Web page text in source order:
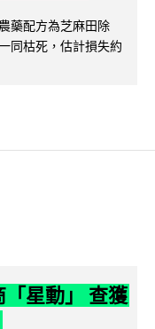
藥配方為芝麻田除
同枯死，估計損失約
星動」 查獲